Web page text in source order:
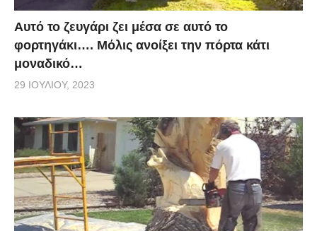
Αυτό το ζευγάρι ζει μέσα σε αυτό το
φορτηγάκι…. Μόλις ανοίξει την πόρτα κάτι
μοναδικό…
29 ΙΟΥΛΊΟΥ, 2023